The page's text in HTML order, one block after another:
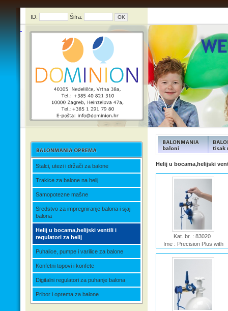
ID: Šifra:
Stalci, utezi i držači za balone
Trakice za balone na helij
Samopotezne mašne
Sredstvo za impregniranje balona i sjaj
balona
Helij u bocama,helijski ventili i
regulatori za helij
Puhalice, pumpe i varilice za balone
Konfetni topovi i konfete
Digitalni regulatori za puhanje balona
Pribor i oprema za balone
Helij u bocama,helijski
Kat. br. : 83020
Ime : Precision Plus with